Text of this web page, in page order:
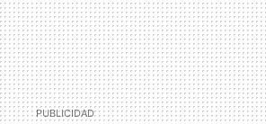
MAIL